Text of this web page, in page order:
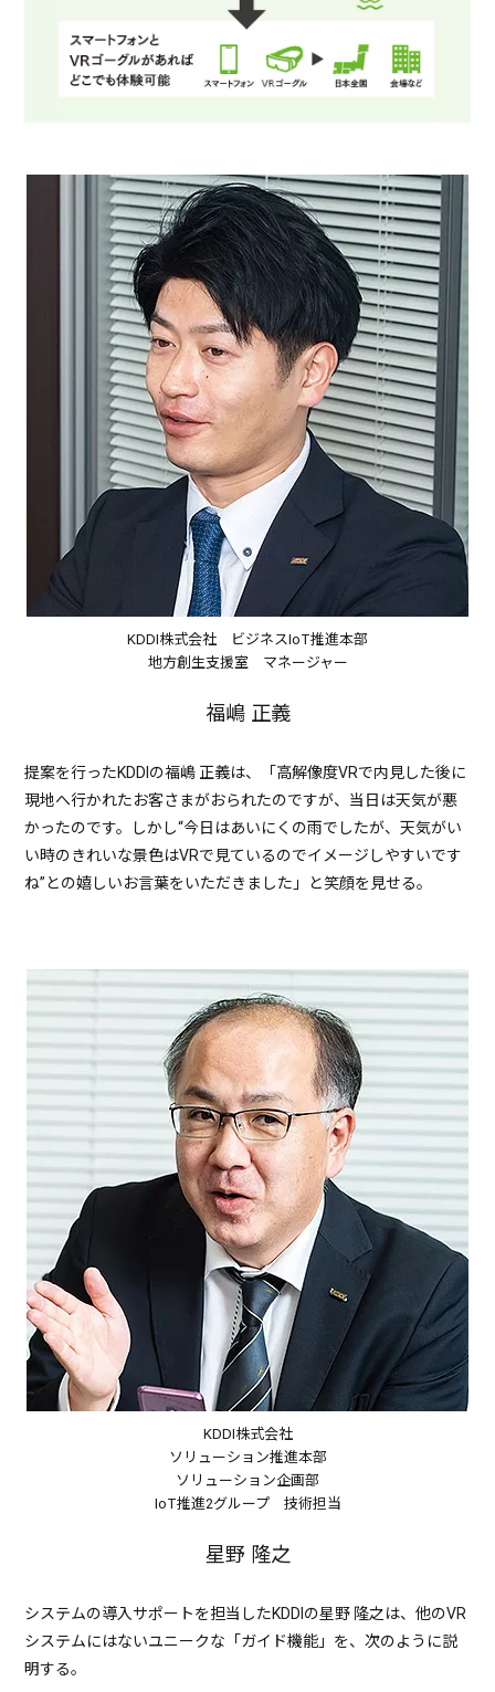
提案を行ったKDDIの福嶋 正義は、「高解像度VRで内見した後に
現地へ行かれたお客さまがおられたのですが、当日は天気が悪
かったのです。しかし“今日はあいにくの雨でしたが、天気がい
い時のきれいな景色はVRで見ているのでイメージしやすいです
ね”との嬉しいお言葉をいただきました」と笑顔を見せる。
KDDI株式会社 ビジネスIoT推進本部
地方創生支援室 マネージャー
福嶋 正義
システムの導入サポートを担当したKDDIの星野 隆之は、他のVR
システムにはないユニークな「ガイド機能」を、次のように説
明する。
KDDI株式会社
ソリューション推進本部
ソリューション企画部
IoT推進2グループ 技術担当
星野 隆之